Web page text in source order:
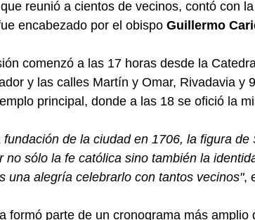
reunió a cientos de vecinos, contó con
encabezado por el obispo Guillermo
comenzó a las 17 horas desde la
y las calles Martín y Omar, Rivadavia y
principal, donde a las 18 se ofició la
fundación de la ciudad en 1706, la figura
no sólo la fe católica sino también la
una alegría celebrarlo con tantos vecinos",
formó parte de un cronograma más amplio